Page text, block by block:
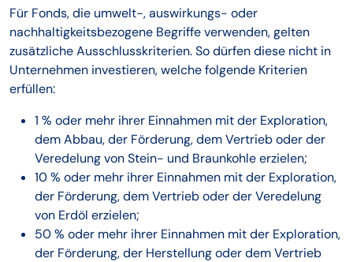
Für Fonds, die umwelt-, auswirkungs- oder
nachhaltigkeitsbezogene Begriffe verwenden, gelten
zusätzliche Ausschlusskriterien. So dürfen diese nicht in
Unternehmen investieren, welche folgende Kriterien
erfüllen:
1 % oder mehr ihrer Einnahmen mit der Exploration,
dem Abbau, der Förderung, dem Vertrieb oder der
Veredelung von Stein- und Braunkohle erzielen;
10 % oder mehr ihrer Einnahmen mit der Exploration,
der Förderung, dem Vertrieb oder der Veredelung
von Erdöl erzielen;
50 % oder mehr ihrer Einnahmen mit der Exploration,
der Förderung, der Herstellung oder dem Vertrieb